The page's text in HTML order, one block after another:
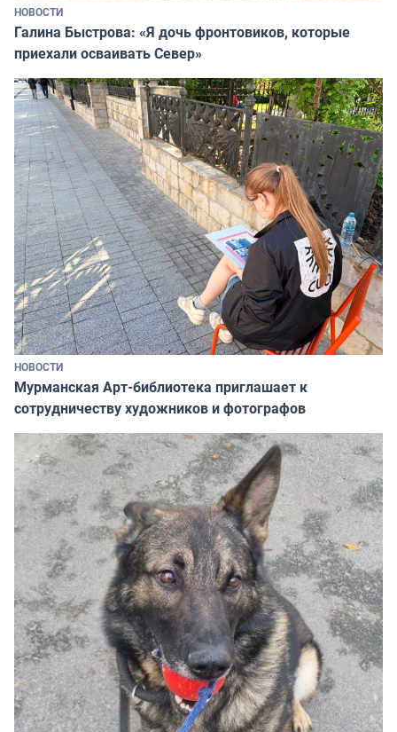
НОВОСТИ
Галина Быстрова: «Я дочь фронтовиков, которые
приехали осваивать Север»
НОВОСТИ
Мурманская Арт-библиотека приглашает к
сотрудничеству художников и фотографов